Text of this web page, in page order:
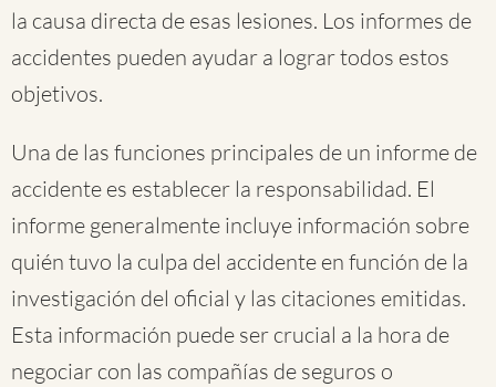
la causa directa de esas lesiones. Los informes de
accidentes pueden ayudar a lograr todos estos
objetivos.
Una de las funciones principales de un informe de
accidente es establecer la responsabilidad. El
informe generalmente incluye información sobre
quién tuvo la culpa del accidente en función de la
investigación del oficial y las citaciones emitidas.
Esta información puede ser crucial a la hora de
negociar con las compañías de seguros o